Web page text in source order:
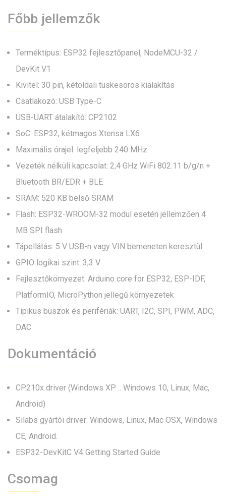
Főbb jellemzők
Terméktípus: ESP32 fejlesztőpanel, NodeMCU-32 /
DevKit V1
Kivitel: 30 pin, kétoldali tüskesoros kialakítás
Csatlakozó: USB Type-C
USB-UART átalakító: CP2102
SoC: ESP32, kétmagos Xtensa LX6
Maximális órajel: legfeljebb 240 MHz
Vezeték nélküli kapcsolat: 2,4 GHz WiFi 802.11 b/g/n +
Bluetooth BR/EDR + BLE
SRAM: 520 KB belső SRAM
Flash: ESP32-WROOM-32 modul esetén jellemzően 4
MB SPI flash
Tápellátás: 5 V USB-n vagy VIN bemeneten keresztül
GPIO logikai szint: 3,3 V
Fejlesztőkörnyezet: Arduino core for ESP32, ESP-IDF,
PlatformIO, MicroPython jellegű környezetek
Tipikus buszok és perifériák: UART, I2C, SPI, PWM, ADC,
DAC
Dokumentáció
CP210x driver (Windows XP .. Windows 10, Linux, Mac,
Android)
Silabs gyártói driver: Windows, Linux, Mac OSX, Windows
CE, Android.
ESP32-DevKitC V4 Getting Started Guide
Csomag